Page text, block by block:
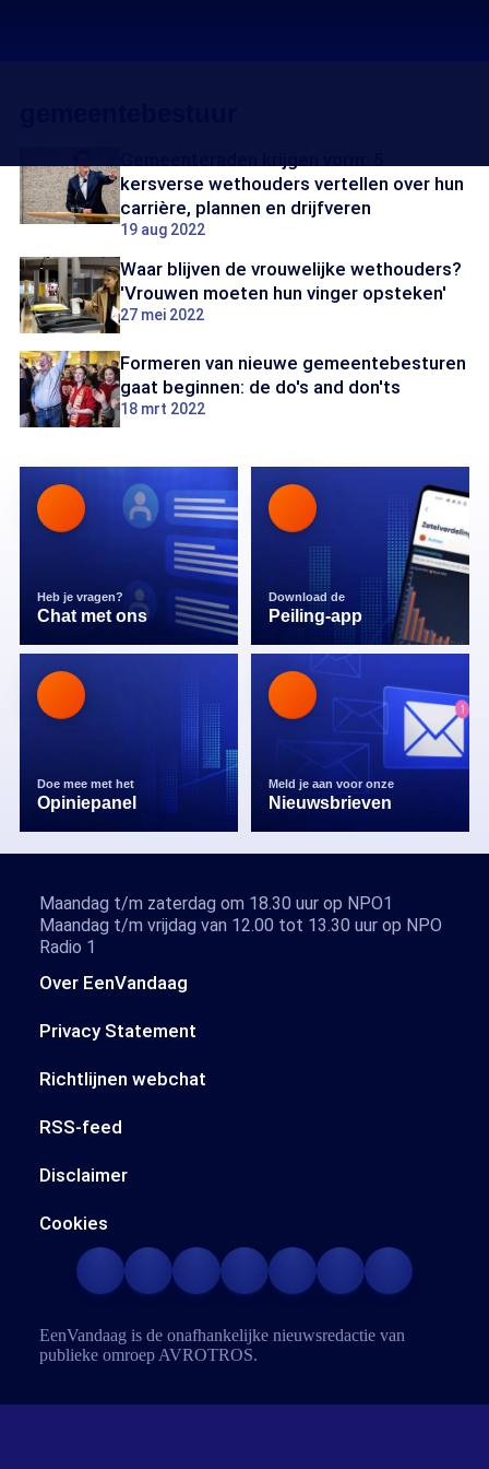
kersverse wethouders vertellen over hun
carrière, plannen en drijfveren
19 aug 2022
Waar blijven de vrouwelijke wethouders?
'Vrouwen moeten hun vinger opsteken'
27 mei 2022
Formeren van nieuwe gemeentebesturen
gaat beginnen: de do's and don'ts
18 mrt 2022
Heb je vragen?
Chat met ons
Download de
Peiling-app
Doe mee met het
Opiniepanel
Meld je aan voor onze
Nieuwsbrieven
Over EenVandaag
Privacy Statement
Richtlijnen webchat
RSS-feed
Disclaimer
Cookies
Maandag t/m zaterdag om 18.30 uur op NPO1
Maandag t/m vrijdag van 12.00 tot 13.30 uur op NPO
Radio 1
EenVandaag is de onafhankelijke nieuwsredactie van
publieke omroep AVROTROS.